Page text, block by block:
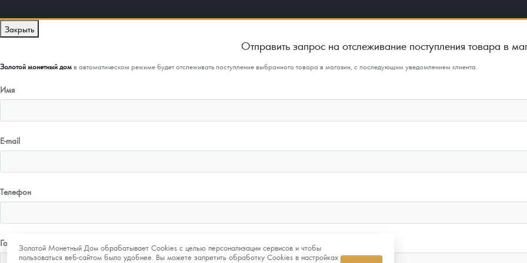
Золотой Монетный Дом обрабатывает Cookies с целью персонализации сервисов и чтобы
пользоваться веб-сайтом было удобнее. Вы можете запретить обработку Cookies в настройках
Закрыть
Отправить запрос на отслеживание поступления товара в
Золотой монетный домв автоматическом режиме будет отслеживать поступление выбранного товара в магазин, с последующим уведомлением клиента.
Имя
E-mail
Телефон
Город